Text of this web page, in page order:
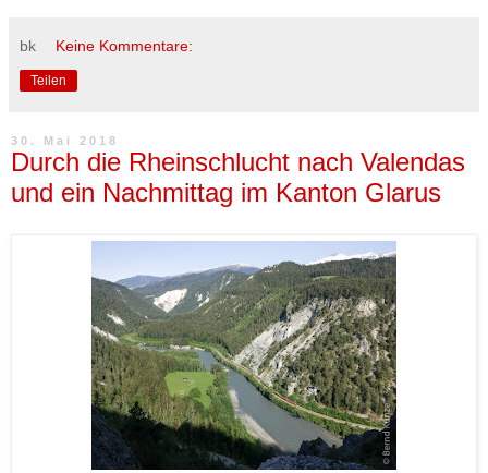
bk Keine Kommentare:
Teilen
30. Mai 2018
Durch die Rheinschlucht nach Valendas
und ein Nachmittag im Kanton Glarus